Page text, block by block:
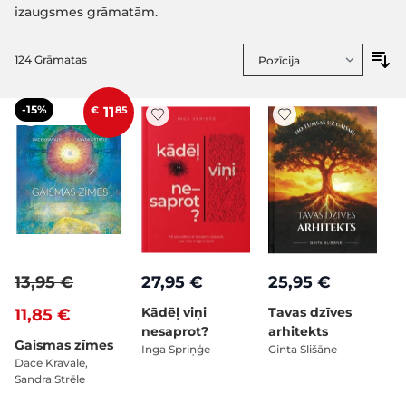
izaugsmes grāmatām.
124 Grāmatas
-15% € 1185
11,85 €
13,95 €
Gaismas zīmes
Dace Kravale,
Sandra Strēle
27,95 €
Kādēļ viņi
nesaprot?
Inga Spriņģe
25,95 €
Tavas dzīves
arhitekts
Ginta Slišāne